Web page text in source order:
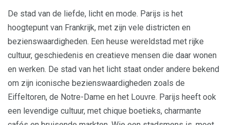
De stad van de liefde, licht en mode. Parijs is het
hoogtepunt van Frankrijk, met zijn vele districten en
bezienswaardigheden. Een heuse wereldstad met rijke
cultuur, geschiedenis en creatieve mensen die daar wonen
en werken. De stad van het licht staat onder andere bekend
om zijn iconische bezienswaardigheden zoals de
Eiffeltoren, de Notre-Dame en het Louvre. Parijs heeft ook
een levendige cultuur, met chique boetieks, charmante